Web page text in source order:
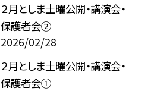
２月としま土曜公開・講演会・
保護者会②
2026/02/28
２月としま土曜公開・講演会・
保護者会①